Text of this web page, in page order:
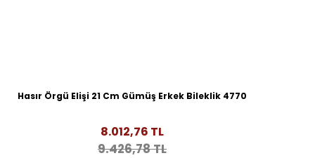
Hasır Örgü Elişi 21 Cm Gümüş Erkek Bileklik 4770
8.012,76 TL
9.426,78 TL